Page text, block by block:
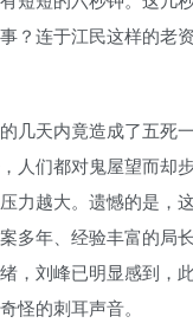
？连于江民这样的老
几天内竟造成了五死
人们都对鬼屋望而却
力越大。遗憾的是，
多年、经验丰富的局
，刘峰已明显感到，
怪的刺耳声音。